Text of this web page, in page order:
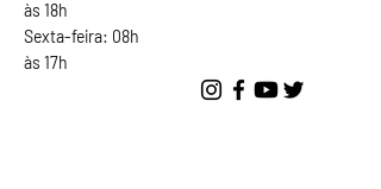
às 18h
Sexta-feira: 08h
às 17h